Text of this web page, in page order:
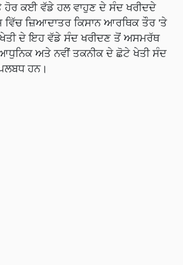
ਕਈ ਵੱਡੇ ਹਲ ਵਾਹੁਣ ਦੇ ਸੰਦ ਖਰੀਦਦੇ
ਵਿੱਚ ਜ਼ਿਆਦਾਤਰ ਕਿਸਾਨ ਆਰਥਿਕ ਤੌਰ 'ਤੇ
ਦੇ ਇਹ ਵੱਡੇ ਸੰਦ ਖਰੀਦਣ ਤੋਂ ਅਸਮਰੱਥ
ਅਤੇ ਨਵੀਂ ਤਕਨੀਕ ਦੇ ਛੋਟੇ ਖੇਤੀ ਸੰਦ
ਹਨ।